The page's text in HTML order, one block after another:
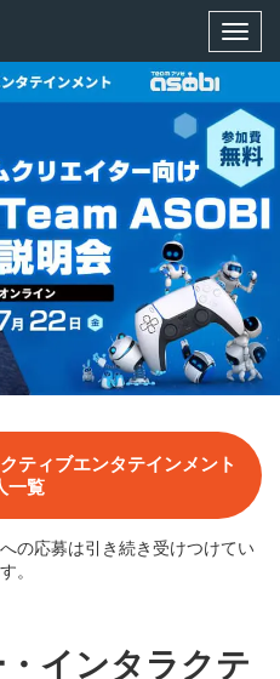
メ
ュ
ー
ティブエンタテインメント
一覧
の応募は引き続き受けつけてい
。
インタラクテ